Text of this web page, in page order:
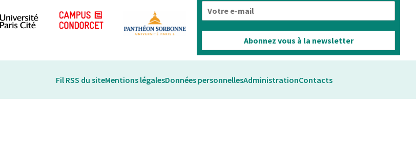
l
Abonnez vous à la newsletter
Fil RSS du siteMentions légalesDonnées personnellesAdministrationContacts